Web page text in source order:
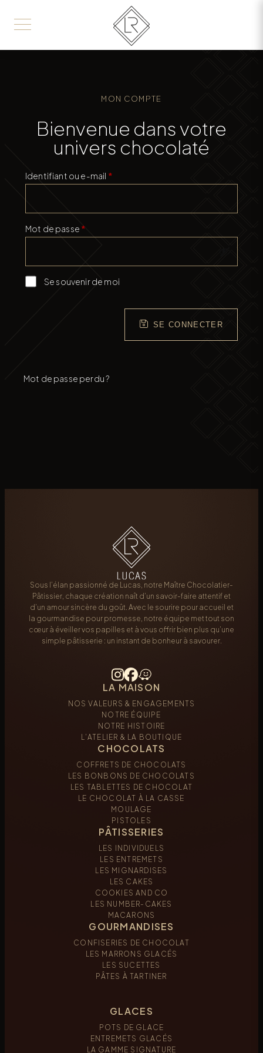
MON COMPTE
Bienvenue dans votre
univers chocolaté
Identifiant ou e-mail *Obligatoire
Mot de passe *
Se souvenir de moi
SE CONNECTER
Mot de passe perdu ?
Sous l’élan passionné de Lucas, notre Maître Chocolatier-
Pâtissier, chaque création naît d’un savoir-faire attentif et
d’un amour sincère du goût. Avec le sourire pour accueil et
la gourmandise pour promesse, notre équipe met tout son
cœur à éveiller vos papilles et à vous offrir bien plus qu’une
simple pâtisserie : un instant de bonheur à savourer.
LA MAISON
NOS VALEURS & ENGAGEMENTS
NOTRE ÉQUIPE
NOTRE HISTOIRE
L’ATELIER & LA BOUTIQUE
CHOCOLATS
COFFRETS DE CHOCOLATS
LES BONBONS DE CHOCOLATS
LES TABLETTES DE CHOCOLAT
LE CHOCOLAT À LA CASSE
MOULAGE
PISTOLES
PÂTISSERIES
LES INDIVIDUELS
LES ENTREMETS
LES MIGNARDISES
LES CAKES
COOKIES AND CO
LES NUMBER-CAKES
MACARONS
GOURMANDISES
CONFISERIES DE CHOCOLAT
LES MARRONS GLACÉS
LES SUCETTES
PÂTES À TARTINER
GLACES
POTS DE GLACE
ENTREMETS GLACÉS
LA GAMME SIGNATURE